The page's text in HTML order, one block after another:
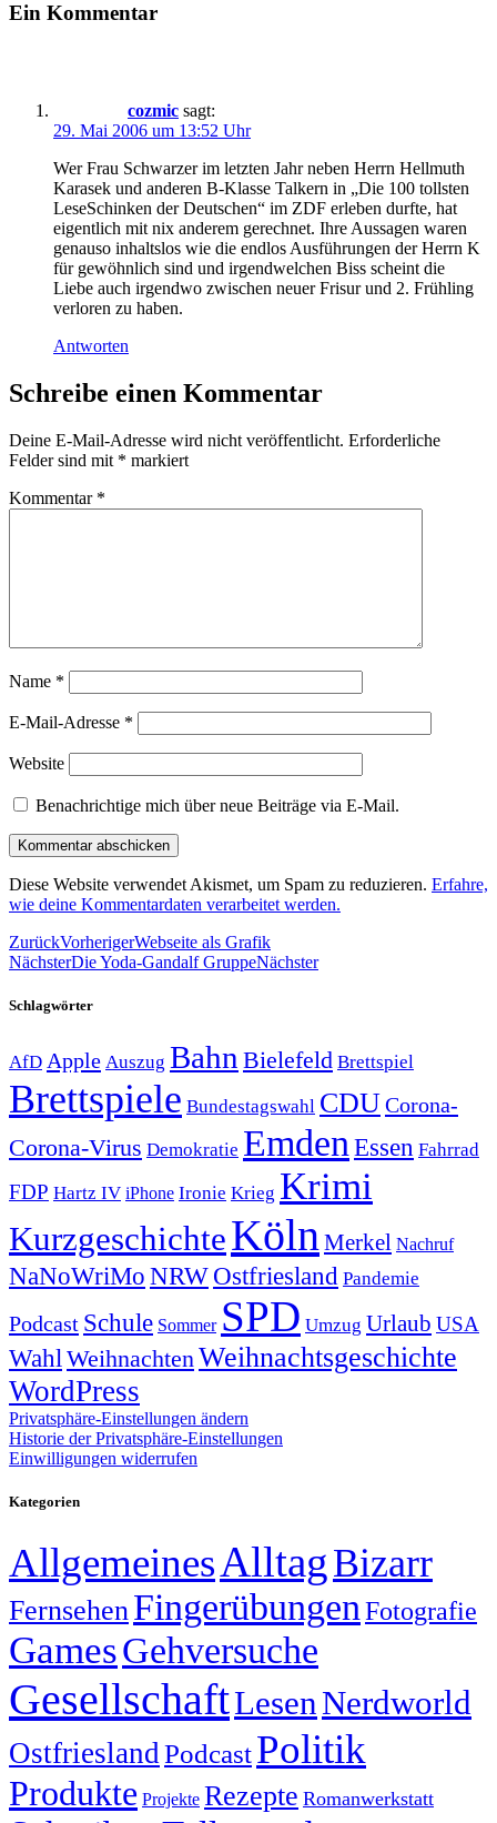
Ein Kommentar
cozmic sagt:
29. Mai 2006 um 13:52 Uhr
Wer Frau Schwarzer im letzten Jahr neben Herrn Hellmuth
Karasek und anderen B-Klasse Talkern in „Die 100 tollsten
LeseSchinken der Deutschen“ im ZDF erleben durfte, hat
eigentlich mit nix anderem gerechnet. Ihre Aussagen waren
genauso inhaltslos wie die endlos Ausführungen der Herrn K
für gewöhnlich sind und irgendwelchen Biss scheint die
Liebe auch irgendwo zwischen neuer Frisur und 2. Frühling
verloren zu haben.
Antworten
Schreibe einen Kommentar
Deine E-Mail-Adresse wird nicht veröffentlicht. Erforderliche
Felder sind mit * markiert
Kommentar *
Name *
E-Mail-Adresse *
Website
Benachrichtige mich über neue Beiträge via E-Mail.
Diese Website verwendet Akismet, um Spam zu reduzieren. Erfahre,
wie deine Kommentardaten verarbeitet werden.
ZurückVorherigerWebseite als Grafik
NächsterDie Yoda-Gandalf GruppeNächster
Schlagwörter
AfD Apple Auszug Bahn Bielefeld Brettspiel
Brettspiele Bundestagswahl CDUCorona-
Corona-Virus Demokratie Emden Essen Fahrrad
FDP Hartz IV iPhone Ironie Krieg Krimi
KurzgeschichteKölnMerkel Nachruf
NaNoWriMo NRWOstfriesland Pandemie
Podcast Schule Sommer SPD Umzug Urlaub USA
WahlWeihnachtenWeihnachtsgeschichte
WordPress
Privatsphäre-Einstellungen ändern
Historie der Privatsphäre-Einstellungen
Einwilligungen widerrufen
Kategorien
AllgemeinesAlltagBizarr
Fernsehen Fingerübungen Fotografie
GamesGehversuche
GesellschaftLesen Nerdworld
Ostfriesland PodcastPolitik
Produkte Projekte Rezepte Romanwerkstatt